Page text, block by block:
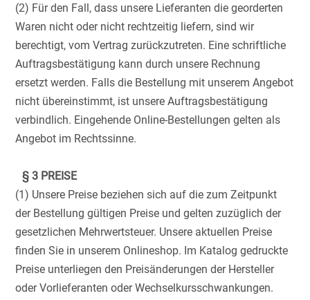
(2) Für den Fall, dass unsere Lieferanten die georderten
Waren nicht oder nicht rechtzeitig liefern, sind wir
berechtigt, vom Vertrag zurückzutreten. Eine schriftliche
Auftragsbestätigung kann durch unsere Rechnung
ersetzt werden. Falls die Bestellung mit unserem Angebot
nicht übereinstimmt, ist unsere Auftragsbestätigung
verbindlich. Eingehende Online-Bestellungen gelten als
Angebot im Rechtssinne.
§ 3 PREISE
(1) Unsere Preise beziehen sich auf die zum Zeitpunkt
der Bestellung gültigen Preise und gelten zuzüglich der
gesetzlichen Mehrwertsteuer. Unsere aktuellen Preise
finden Sie in unserem Onlineshop. Im Katalog gedruckte
Preise unterliegen den Preisänderungen der Hersteller
oder Vorlieferanten oder Wechselkursschwankungen.